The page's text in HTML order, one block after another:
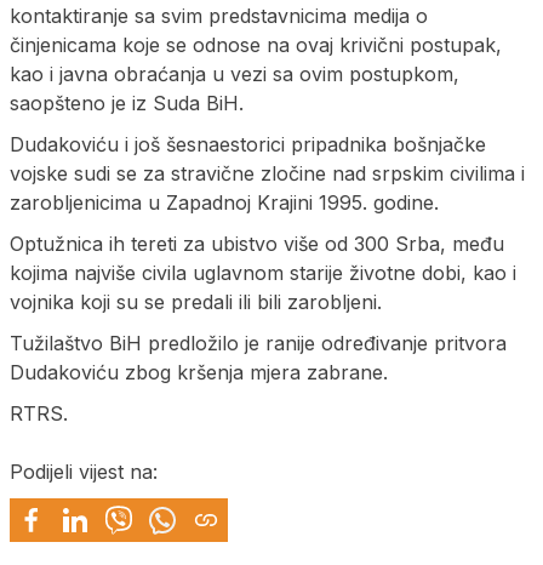
kontaktiranje sa svim predstavnicima medija o
činjenicama koje se odnose na ovaj krivični postupak,
kao i javna obraćanja u vezi sa ovim postupkom,
saopšteno je iz Suda BiH.
Dudakoviću i još šesnaestorici pripadnika bošnjačke
vojske sudi se za stravične zločine nad srpskim civilima i
zarobljenicima u Zapadnoj Krajini 1995. godine.
Optužnica ih tereti za ubistvo više od 300 Srba, među
kojima najviše civila uglavnom starije životne dobi, kao i
vojnika koji su se predali ili bili zarobljeni.
Tužilaštvo BiH predložilo je ranije određivanje pritvora
Dudakoviću zbog kršenja mjera zabrane.
RTRS.
Podijeli vijest na: